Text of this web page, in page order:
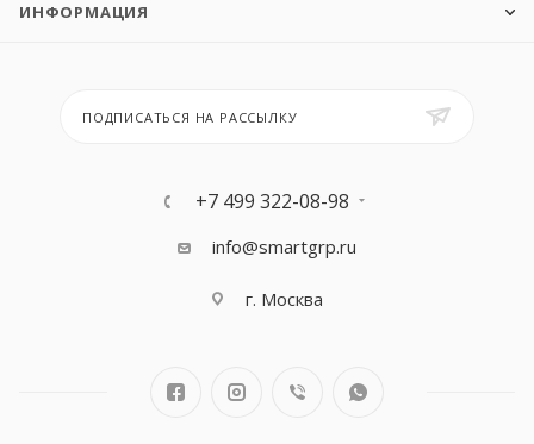
ИНФОРМАЦИЯ
ПОДПИСАТЬСЯ НА РАССЫЛКУ
+7 499 322-08-98
info@smartgrp.ru
г. Москва